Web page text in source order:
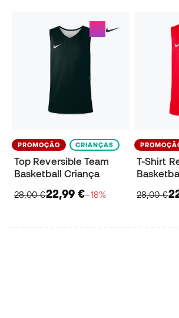
PROMOÇÃO CRIANÇAS
Top Reversible Team
Basketball Criança
28,00 €22,99 €−18%
T-Shirt
28,00 €